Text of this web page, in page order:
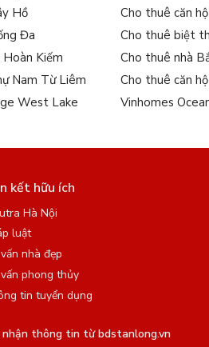
Hồ
Cho thuê căn
Đa
Cho thuê biệt
Kiếm
Cho thuê nhà
Nam Từ Liêm
Cho thuê căn
West Lake
Vinhomes
kết hữu ích
Hà Nội
luật
nhà đẹp
phong thủy
tin tuyển dụng
thông tin từ bdstanlong.vn